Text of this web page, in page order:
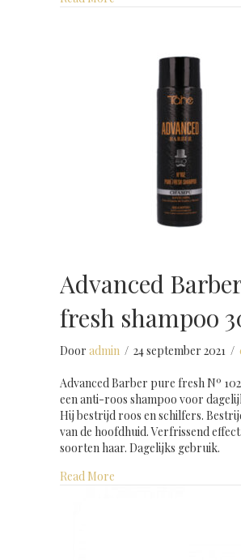
Advanced
fresh shampoo
Door admin / 24 september 2021 /
Advanced Barber pure fresh Nº
een anti-roos shampoo voor
Hij bestrijd roos en schilfers.
van de hoofdhuid. Verfrissend
soorten haar. Dagelijks gebruik.
Read More